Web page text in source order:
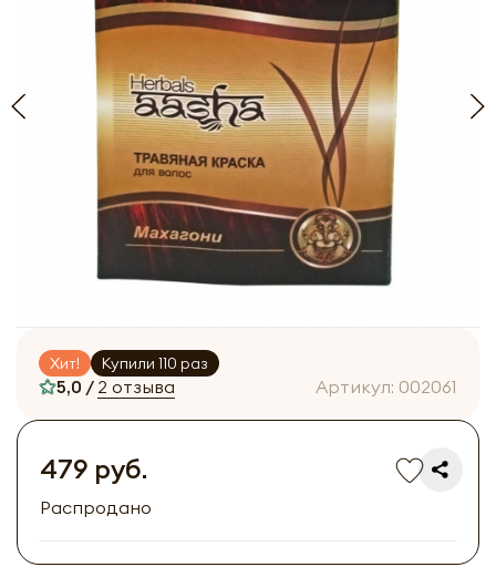
Хит! Купили 110 раз
5,0 / 2 отзыва Артикул: 002061
479 руб.
Распродано